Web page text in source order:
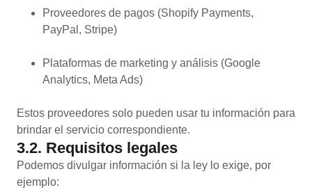
Proveedores de pagos (Shopify Payments,
PayPal, Stripe)
Plataformas de marketing y análisis (Google
Analytics, Meta Ads)
Estos proveedores solo pueden usar tu información para
brindar el servicio correspondiente.
3.2. Requisitos legales
Podemos divulgar información si la ley lo exige, por
ejemplo: